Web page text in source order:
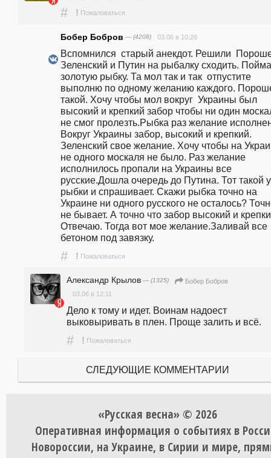
# ! Пожаловаться
Бобер Бобров — (4208) 03.06 в 10:26
Вспомнился  старый анекдот. Решили
Зеленский и Путин на рыбалку сходить.
золотую рыбку. Та мол так и так  отпустите
выполню по одному желанию каждого.
такой. Хочу чтобы мол вокруг  Украины был
высокий и крепкий забор чтобы ни один
не смог пролезть.Рыбка раз желание
Вокруг Украины забор, высокий и крепкий.
Зеленский свое желание. Хочу чтобы на
не одного москаля не было. Раз желание
исполнилось пропали на Украины все
русские.Дошла очередь до Путина. Тот такой у
рыбки и спрашивает. Скажи рыбка точно на
Украине ни одного русского не осталось?
не бывает. А точно что забор высокий и
Отвечаю. Тогда вот мое желание.Заливай все
бетоном под завязку.
# ! Пожаловаться
Александр Крылов — (1325)
Бобер Бобров
03.06 в 12:11
Дело к тому и идет. Воинам надоест
выковыривать в плен. Проще залить и всё.
# ! Пожаловаться
СЛЕДУЮЩИЕ КОММЕНТАРИИ
«Русская весна» © 2026
Оперативная информация о событиях в
Новороссии, на Украине, в Сирии и мире,